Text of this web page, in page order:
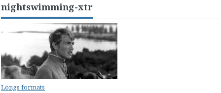
nightswimming-xtr
Longs formats